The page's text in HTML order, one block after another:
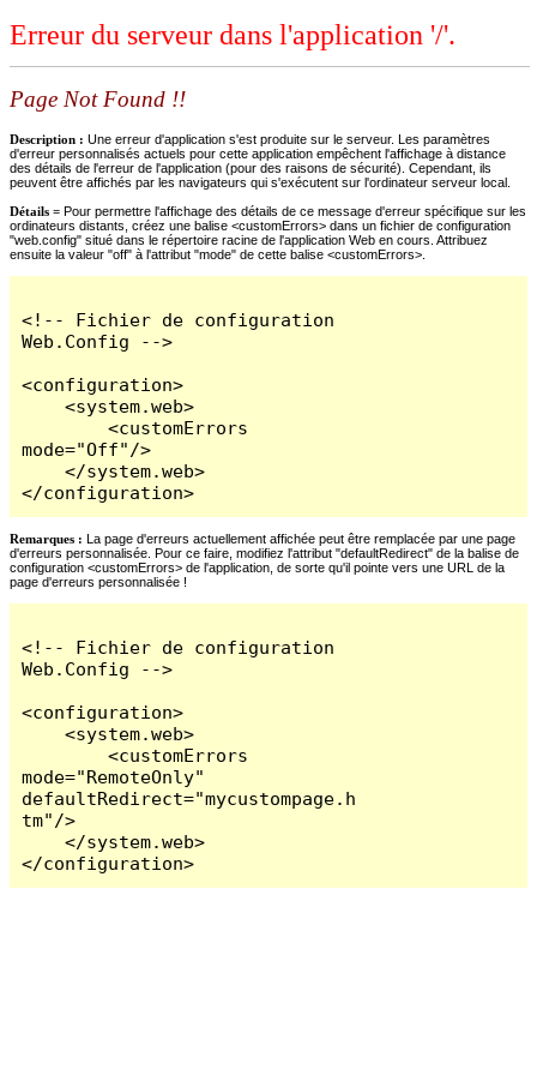
Erreur du serveur dans l'application '/'.
Page Not Found !!
Description : Une erreur d'application s'est produite sur le serveur. Les paramètres
d'erreur personnalisés actuels pour cette application empêchent l'affichage à distance
des détails de l'erreur de l'application (pour des raisons de sécurité). Cependant, ils
peuvent être affichés par les navigateurs qui s'exécutent sur l'ordinateur serveur local.
Détails = Pour permettre l'affichage des détails de ce message d'erreur spécifique sur les
ordinateurs distants, créez une balise <customErrors> dans un fichier de configuration
"web.config" situé dans le répertoire racine de l'application Web en cours. Attribuez
ensuite la valeur "off" à l'attribut "mode" de cette balise <customErrors>.
<!-- Fichier de configuration
Web.Config -->
<configuration>
    <system.web>
        <customErrors
mode="Off"/>
    </system.web>
</configuration>
Remarques : La page d'erreurs actuellement affichée peut être remplacée par une page
d'erreurs personnalisée. Pour ce faire, modifiez l'attribut "defaultRedirect" de la balise de
configuration <customErrors> de l'application, de sorte qu'il pointe vers une URL de la
page d'erreurs personnalisée !
<!-- Fichier de configuration
Web.Config -->
<configuration>
    <system.web>
        <customErrors
mode="RemoteOnly"
defaultRedirect="mycustompage.h
tm"/>
    </system.web>
</configuration>